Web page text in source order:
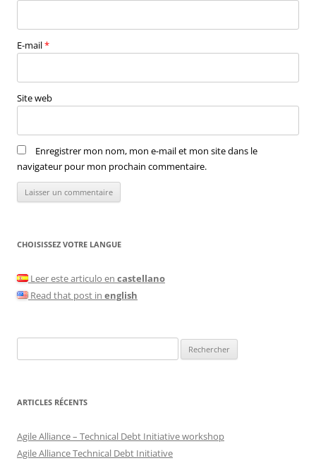
E-mail*
Site web
Enregistrer mon nom, mon e-mail et mon site dans le
navigateur pour mon prochain commentaire.
CHOISISSEZ VOTRE LANGUE
Leer este articulo en castellano
Read that post in english
ARTICLES RÉCENTS
Agile Alliance – Technical Debt Initiative workshop
Agile Alliance Technical Debt Initiative